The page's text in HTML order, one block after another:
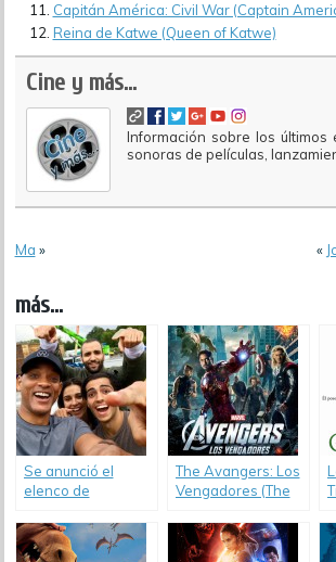
Capitán América: Civil War (Captain
Reina de Katwe (Queen of Katwe)
Cine y más...
Información sobre los
sonoras de películas,
Ma » «
más...
Se anunció el
elenco de
The Avangers: Los
Vengadores (The